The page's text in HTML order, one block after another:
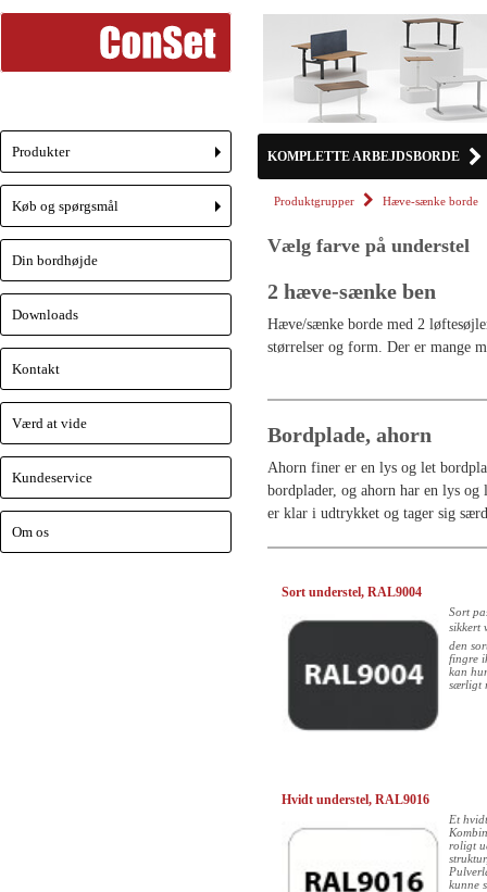
KOMPLETTE ARBEJDSBORDE
Produktgrupper Hæve-sænke borde
Vælg farve på understel
2 hæve-sænke ben
Hæve/sænke borde med 2
størrelser og form. Der er mange
Bordplade, ahorn
Ahorn finer er en lys og let
bordplader, og ahorn har en lys
er klar i udtrykket og tager sig
Sort understel, RAL9004
Sort
sikkert
den
fingre
kan
særligt
Hvidt understel, RAL9016
Et
roligt
kunne
+
Produkter
+
Køb og spørgsmål
Din bordhøjde
Downloads
Kontakt
Værd at vide
Kundeservice
Om os